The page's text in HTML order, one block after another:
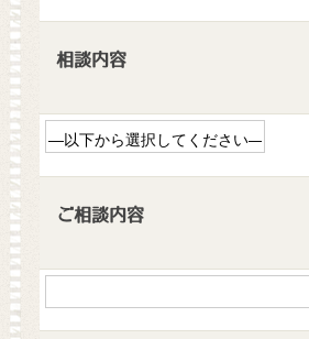
相談内容
ご相談内容